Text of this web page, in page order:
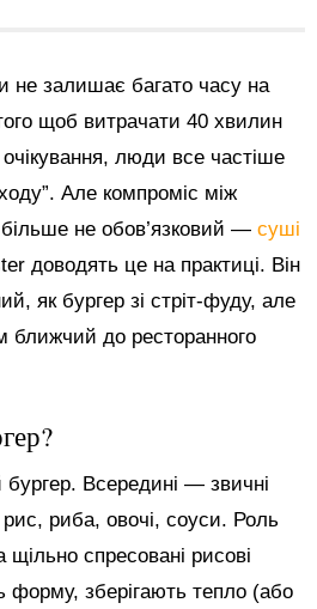
не залишає багато часу на
щоб витрачати 40 хвилин
люди все частіше
Але компроміс між
не обов’язковий — суші
доводять це на практиці. Він
як бургер зі стріт-фуду, але
ближчий до ресторанного
Всередині — звичні
риба, овочі, соуси. Роль
спресовані рисові
зберігають тепло (або